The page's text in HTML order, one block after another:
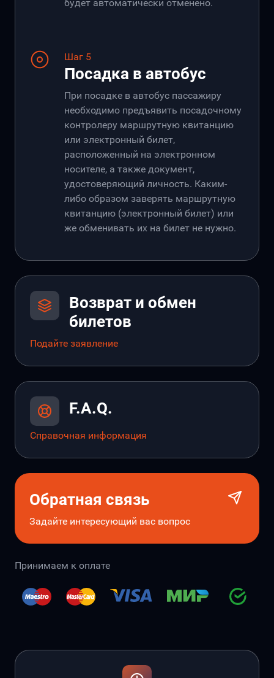
будет автоматически отменено.
Шаг 5
Посадка в автобус
При посадке в автобус пассажиру
необходимо предъявить посадочному
контролеру маршрутную квитанцию
или электронный билет,
расположенный на электронном
носителе, а также документ,
удостоверяющий личность. Каким-
либо образом заверять маршрутную
квитанцию (электронный билет) или
же обменивать их на билет не нужно.
Возврат и обмен
билетов
Подайте заявление
F.A.Q.
Справочная информация
Обратная связь
Задайте интересующий вас вопрос
Принимаем к оплате